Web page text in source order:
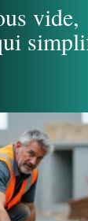
vide,